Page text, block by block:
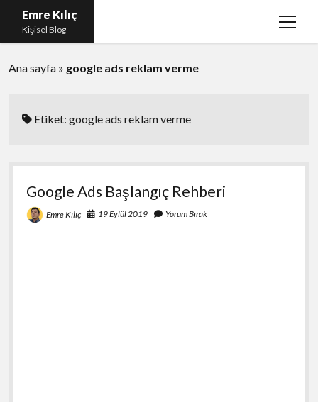
Emre Kılıç
Kişisel Blog
menüyü
Anasayfa
twitterfacebookinstagram
eposta
Ana sayfa » google ads reklam verme
Etiket:google ads reklam verme
Google Ads Başlangıç Rehberi
Emre Kılıç 19 Eylül 2019 Yorum Bırak